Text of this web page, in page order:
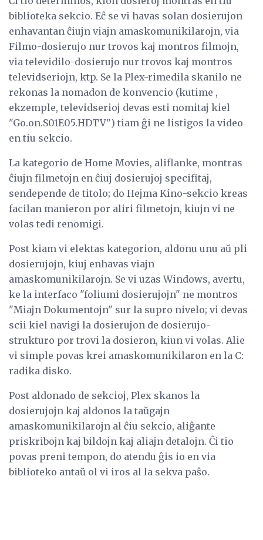
biblioteka sekcio. Eĉ se vi havas solan dosierujon
enhavantan ĉiujn viajn amaskomunikilarojn, via
Filmo-dosierujo nur trovos kaj montros filmojn,
via televidilo-dosierujo nur trovos kaj montros
televidseriojn, ktp. Se la Plex-rimedila skanilo ne
rekonas la nomadon de konvencio (kutime ,
ekzemple, televidserioj devas esti nomitaj kiel
"Go.on.S01E05.HDTV") tiam ĝi ne listigos la video
en tiu sekcio.
La kategorio de Home Movies, aliflanke, montras
ĉiujn filmetojn en ĉiuj dosierujoj specifitaj,
sendepende de titolo; do Hejma Kino-sekcio kreas
facilan manieron por aliri filmetojn, kiujn vi ne
volas tedi renomigi.
Post kiam vi elektas kategorion, aldonu unu aŭ pli
dosierujojn, kiuj enhavas viajn
amaskomunikilarojn. Se vi uzas Windows, avertu,
ke la interfaco "foliumi dosierujojn" ne montros
"Miajn Dokumentojn" sur la supro nivelo; vi devas
scii kiel navigi la dosierujon de dosierujo-
strukturo por trovi la dosieron, kiun vi volas. Alie
vi simple povas krei amaskomunikilaron en la C:
radika disko.
Post aldonado de sekcioj, Plex skanos la
dosierujojn kaj aldonos la taŭgajn
amaskomunikilarojn al ĉiu sekcio, aliĝante
priskribojn kaj bildojn kaj aliajn detalojn. Ĉi tio
povas preni tempon, do atendu ĝis io en via
biblioteko antaŭ ol vi iros al la sekva paŝo.